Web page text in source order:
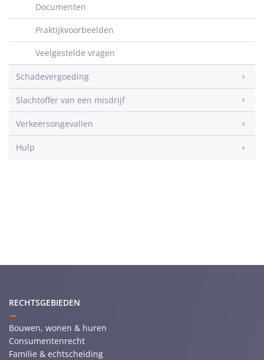
Documenten
Praktijkvoorbeelden
Veelgestelde vragen
Schadevergoeding
Slachtoffer van een misdrijf
Verkeersongevallen
Hulp
RECHTSGEBIEDEN
Bouwen, wonen & huren
Consumentenrecht
Familie & echtscheiding